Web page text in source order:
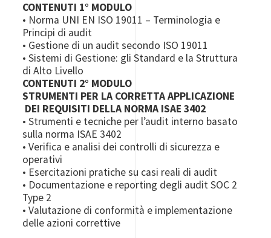
CONTENUTI 1° MODULO
• Norma UNI EN ISO 19011 – Terminologia e
Principi di audit
• Gestione di un audit secondo ISO 19011
• Sistemi di Gestione: gli Standard e la Struttura
di Alto Livello
CONTENUTI 2° MODULO
STRUMENTI PER LA CORRETTA APPLICAZIONE
DEI REQUISITI DELLA NORMA ISAE 3402
• Strumenti e tecniche per l’audit interno basato
sulla norma ISAE 3402
• Verifica e analisi dei controlli di sicurezza e
operativi
• Esercitazioni pratiche su casi reali di audit
• Documentazione e reporting degli audit SOC 2
Type 2
• Valutazione di conformità e implementazione
delle azioni correttive